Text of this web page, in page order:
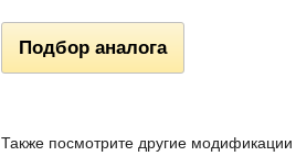
Подбор аналога
Также посмотрите другие модификации